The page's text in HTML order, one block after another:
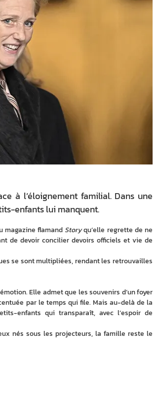
à l’éloignement familial. Dans une
enfants lui manquent.
magazine flamand Story qu’elle regrette de ne
de devoir concilier devoirs officiels et vie de
se sont multipliées, rendant les retrouvailles
Elle admet que les souvenirs d’un foyer
par le temps qui file. Mais au-delà de la
enfants qui transparaît, avec l’espoir de
nés sous les projecteurs, la famille reste le